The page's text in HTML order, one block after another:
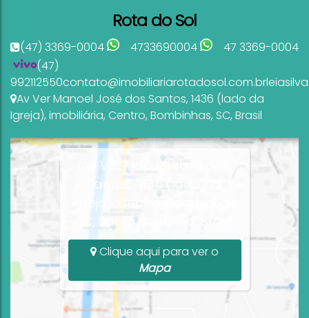
Rota do Sol
(47) 3369-0004 4733690004
47 3369-0004
(47)
992112550contato@imobiliariarotadosol.com.br
Av Ver Manoel José dos Santos, 1436 (lado da
Igreja), imobiliária, Centro, Bombinhas, SC, Brasil
Av Ver Manoel José dos
Santos, 1436 (lado da
Igreja), Centro, Bombinhas,
SC, Santa Catarina, Brasil
Clique aqui para ver o
Mapa